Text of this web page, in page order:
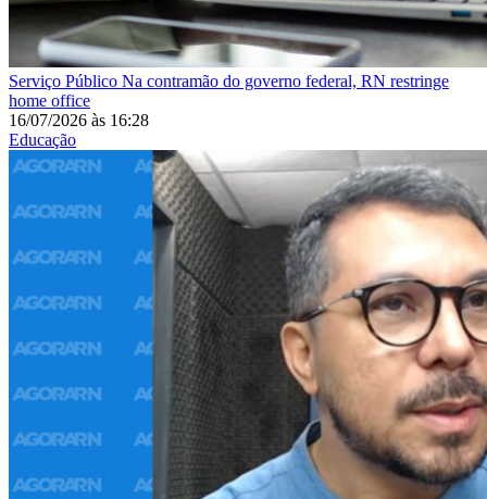
Serviço Público Na contramão do governo federal, RN restringe
home office
16/07/2026 às 16:28
Educação